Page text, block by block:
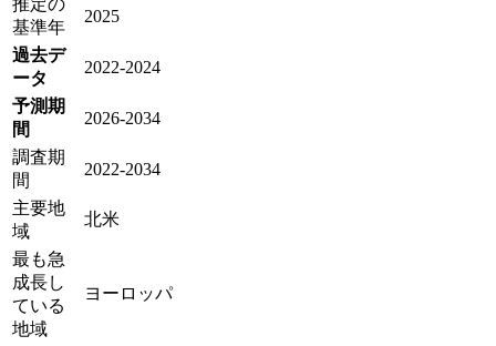
推定の
基準年
2025
過去デ
ータ
2022-2024
予測期
間
2026-2034
調査期
間
2022-2034
主要地
域
北米
最も急
成長し
ている
地域
ヨーロッパ